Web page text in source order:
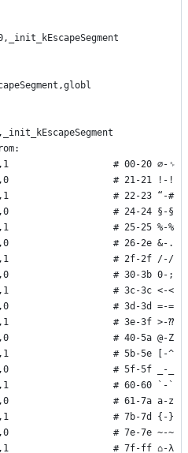
kEscapeSegment,globl
33,1                   # 00-20 ∅-␠
1,0                   # 21-21 !-!
2,1                   # 22-23 “-#
1,0                   # 24-24 §-§
1,1                   # 25-25 %-%
9,0                   # 26-2e &-.
1,1                   # 2f-2f /-/
12,0                   # 30-3b 0-;
1,1                   # 3c-3c <-<
1,0                   # 3d-3d =-=
2,1                   # 3e-3f >-⁇
27,0                   # 40-5a @-Z
4,1                   # 5b-5e [-^
1,0                   # 5f-5f _-_
1,1                   # 60-60 `-`
26,0                   # 61-7a a-z
3,1                   # 7b-7d {-}
1,0                   # 7e-7e ~-~
129,1                   # 7f-ff ⌂-λ